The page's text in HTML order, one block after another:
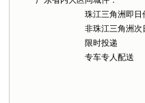
珠江三角洲即日
非珠江三角洲次
限时投递
专车专人配送